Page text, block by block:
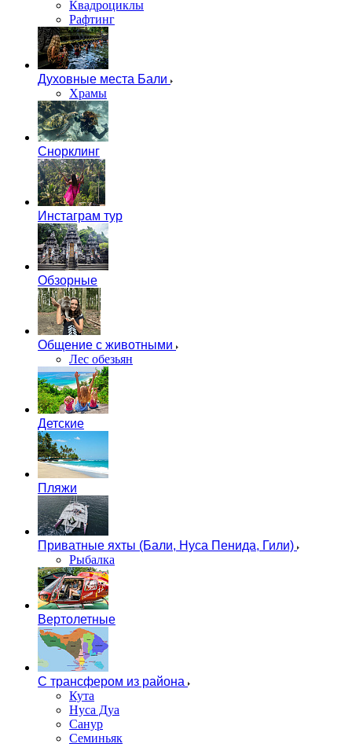
Квадроциклы
Рафтинг
Духовные места Бали
Храмы
Снорклинг
Инстаграм тур
Обзорные
Общение с животными
Лес обезьян
Детские
Пляжи
Приватные яхты (Бали, Нуса Пенида, Гили)
Рыбалка
Вертолетные
С трансфером из района
Кута
Нуса Дуа
Санур
Семиньяк